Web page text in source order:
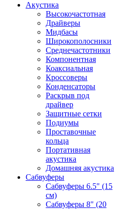
Акустика
Высокочастотная
Драйверы
Мидбасы
Широкополосники
Среднечастотники
Компонентная
Коаксиальная
Кроссоверы
Конденсаторы
Раскрыв под
драйвер
Защитные сетки
Подиумы
Проставочные
кольца
Портативная
акустика
Домашняя акустика
Сабвуферы
Сабвуферы 6.5" (15
см)
Сабвуферы 8" (20